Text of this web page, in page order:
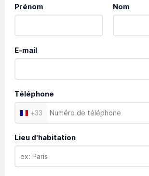
Prénom Nom
E-mail
Téléphone
+33
Lieu d'habitation